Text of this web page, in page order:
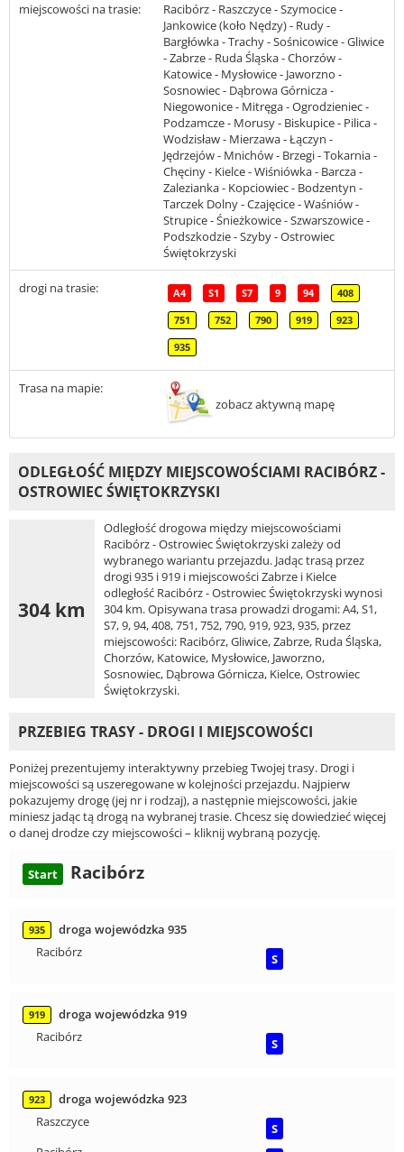
miejscowości na trasie:
Racibórz - Raszczyce - Szymocice -
Jankowice (koło Nędzy) - Rudy -
Bargłówka - Trachy - Sośnicowice - Gliwice
- Zabrze - Ruda Śląska - Chorzów -
Katowice - Mysłowice - Jaworzno -
Sosnowiec - Dąbrowa Górnicza -
Niegowonice - Mitręga - Ogrodzieniec -
Podzamcze - Morusy - Biskupice - Pilica -
Wodzisław - Mierzawa - Łączyn -
Jędrzejów - Mnichów - Brzegi - Tokarnia -
Chęciny - Kielce - Wiśniówka - Barcza -
Zalezianka - Kopciowiec - Bodzentyn -
Tarczek Dolny - Czajęcice - Waśniów -
Strupice - Śnieżkowice - Szwarszowice -
Podszkodzie - Szyby - Ostrowiec
Świętokrzyski
drogi na trasie: A4 S1 S7 9 94 408
751 752 790 919 923
935
Trasa na mapie:
zobacz aktywną mapę
ODLEGŁOŚĆ MIĘDZY MIEJSCOWOŚCIAMI RACIBÓRZ -
OSTROWIEC ŚWIĘTOKRZYSKI
304 km
Odległość drogowa między miejscowościami
Racibórz - Ostrowiec Świętokrzyski zależy od
wybranego wariantu przejazdu. Jadąc trasą przez
drogi 935 i 919 i miejscowości Zabrze i Kielce
odległość Racibórz - Ostrowiec Świętokrzyski wynosi
304 km. Opisywana trasa prowadzi drogami: A4, S1,
S7, 9, 94, 408, 751, 752, 790, 919, 923, 935, przez
miejscowości: Racibórz, Gliwice, Zabrze, Ruda Śląska,
Chorzów, Katowice, Mysłowice, Jaworzno,
Sosnowiec, Dąbrowa Górnicza, Kielce, Ostrowiec
Świętokrzyski.
PRZEBIEG TRASY - DROGI I MIEJSCOWOŚCI
Poniżej prezentujemy interaktywny przebieg Twojej trasy. Drogi i
miejscowości są uszeregowane w kolejności przejazdu. Najpierw
pokazujemy drogę (jej nr i rodzaj), a następnie miejscowości, jakie
miniesz jadąc tą drogą na wybranej trasie. Chcesz się dowiedzieć więcej
o danej drodze czy miejscowości – kliknij wybraną pozycję.
Start Racibórz
935
droga wojewódzka 935
Racibórz
S
919
droga wojewódzka 919
Racibórz
S
923
droga wojewódzka 923
Raszczyce
S